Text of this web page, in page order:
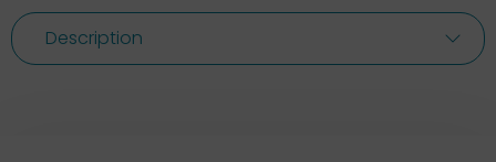
Description